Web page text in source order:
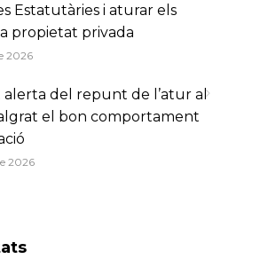
Estatutàries i aturar els
propietat privada
2026
alerta del repunt de l’atur al
el bon comportament
2026